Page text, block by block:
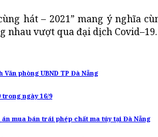
hát – 2021” mang ý nghĩa
nhau vượt qua đại dịch Covid–19.
Văn phòng UBND TP Đà Nẵng
trong ngày 16/9
mua bán trái phép chất ma túy tại Đà Nẵng